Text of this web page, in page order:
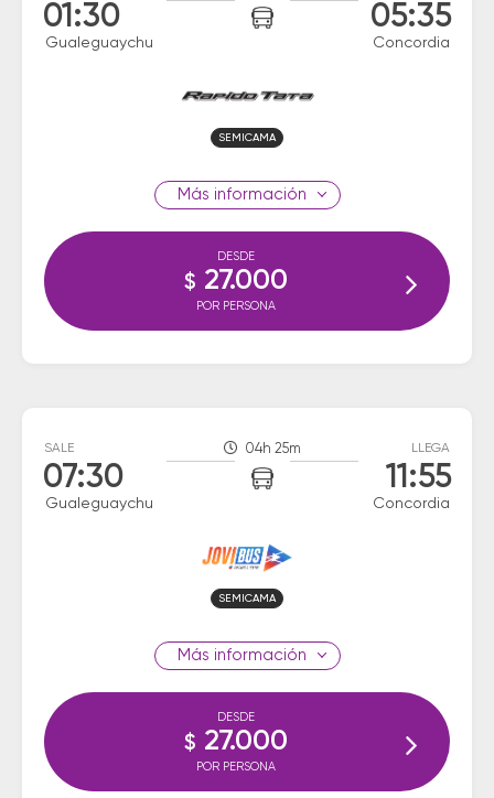
01:30
Gualeguaychu
05:35
Concordia
SEMICAMA
información
DESDE
$ 27.000
POR PERSONA
SALE
07:30
Gualeguaychu
04h 25m LLEGA
11:55
Concordia
SEMICAMA
información
DESDE
$ 27.000
POR PERSONA